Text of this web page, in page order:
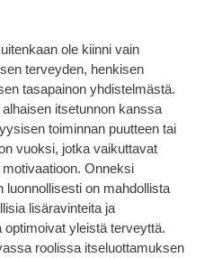
ole kiinni vain
terveyden, henkisen
tasapainon yhdistelmästä.
itsetunnon kanssa
toiminnan puutteen tai
vuoksi, jotka vaikuttavat
Onneksi
luonnollisesti on mahdollista
lisäravinteita ja
yleistä terveyttä.
roolissa itseluottamuksen